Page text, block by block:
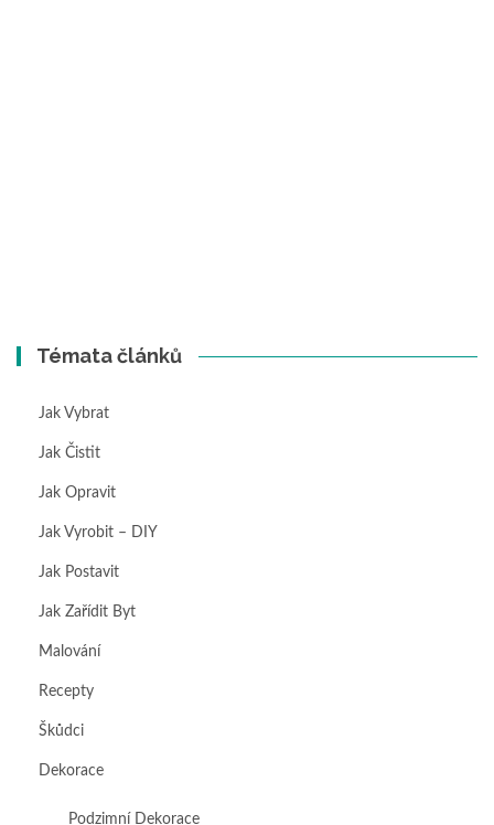
Témata článků
Jak Vybrat
Jak Čistit
Jak Opravit
Jak Vyrobit – DIY
Jak Postavit
Jak Zařídit Byt
Malování
Recepty
Škůdci
Dekorace
Podzimní Dekorace